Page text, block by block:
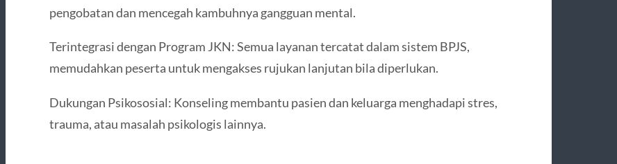
pengobatan dan mencegah kambuhnya gangguan mental.
Terintegrasi dengan Program JKN: Semua layanan tercatat dalam sistem BPJS,
memudahkan peserta untuk mengakses rujukan lanjutan bila diperlukan.
Dukungan Psikososial: Konseling membantu pasien dan keluarga menghadapi stres,
trauma, atau masalah psikologis lainnya.